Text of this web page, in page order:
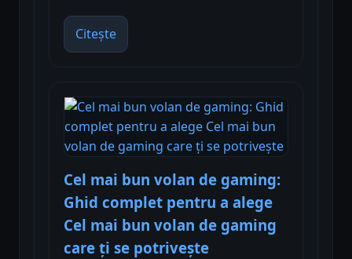
Citește
Cel mai bun volan de gaming:
Ghid complet pentru a alege
Cel mai bun volan de gaming
care ți se potrivește